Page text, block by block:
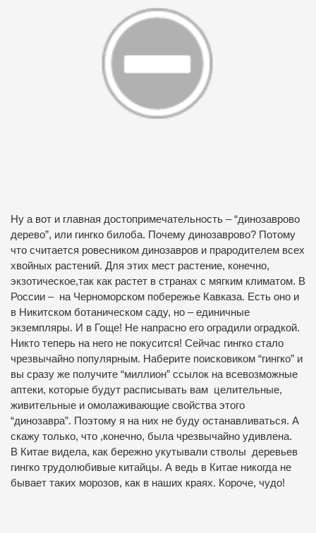
Ну а вот и главная достопримечательность – “динозаврово
дерево”, или гингко билоба. Почему динозаврово? Потому
что считается ровесником динозавров и прародителем всех
хвойных растений. Для этих мест растение, конечно,
экзотическое,так как растет в странах с мягким климатом. В
России – на Черноморском побережье Кавказа. Есть оно и
в Никитском ботаническом саду, но – единичные
экземпляры. И в Гоще! Не напрасно его оградили оградкой.
Никто теперь на него не покусится! Сейчас гингко стало
чрезвычайно популярным. Наберите поисковиком “гингко” и
вы сразу же получите “миллион” ссылок на всевозможные
аптеки, которые будут расписывать вам целительные,
живительные и омолаживающие свойства этого
“динозавра”. Поэтому я на них не буду останавливаться. А
скажу только, что ,конечно, была чрезвычайно удивлена.
В Китае видела, как бережно укутывали стволы деревьев
гингко трудолюбивые китайцы. А ведь в Китае никогда не
бывает таких морозов, как в наших краях. Короче, чудо!